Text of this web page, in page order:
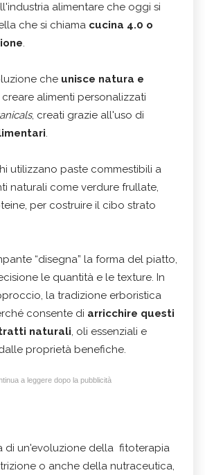
alimentare che oggi si
che si chiama cucina 4.0 o
.
che unisce natura e
alimenti personalizzati
, creati grazie all'uso di
.
utilizzano paste commestibili a
naturali come verdure frullate,
per costruire il cibo strato
“disegna” la forma del piatto,
le quantità e le texture. In
la tradizione erboristica
consente di arricchire questi
naturali, oli essenziali e
proprietà benefiche.
a leggere dopo la pubblicità
di un'evoluzione della fitoterapia
o anche della nutraceutica,